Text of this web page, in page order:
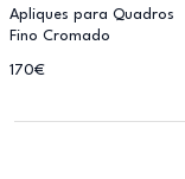
Apliques para Quadros
Fino Cromado
170€